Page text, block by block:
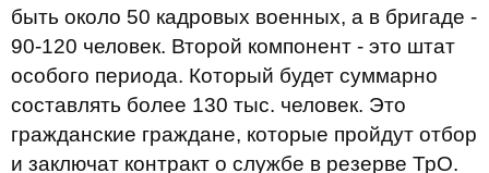
быть около 50 кадровых военных, а в бригаде -
90-120 человек. Второй компонент - это штат
особого периода. Который будет суммарно
составлять более 130 тыс. человек. Это
гражданские граждане, которые пройдут отбор
и заключат контракт о службе в резерве ТрО.